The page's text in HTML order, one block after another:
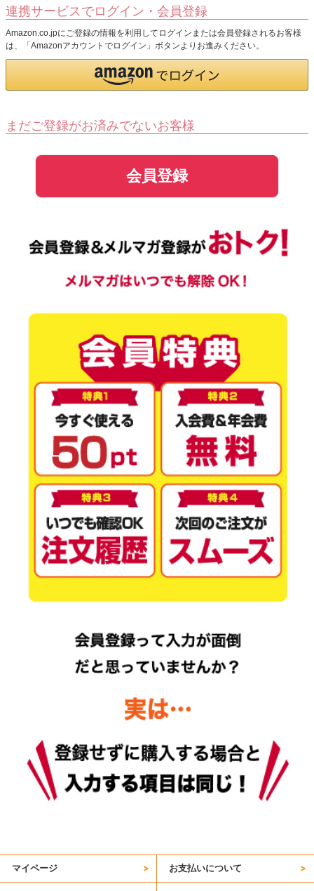
連携サービスでログイン・会員登録
Amazon.co.jpにご登録の情報を利用してログインまたは会員登録されるお客様
は、「Amazonアカウントでログイン」ボタンよりお進みください。
まだご登録がお済みでないお客様
会員登録
マイページ お支払いについて